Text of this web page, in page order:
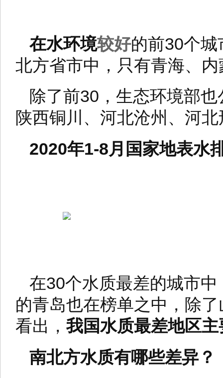
在水环境较好的前30个城
北方省市中，只有青海、
除了前30，生态环境部也
陕西铜川、河北沧州、河
2020年1-8月国家地表水
在30个水质最差的城市
的青岛也在榜单之中，除
看出， 我国水质最差地区
南北方水质有哪些差异？